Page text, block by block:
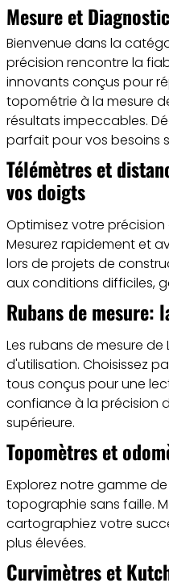
(2 avis)
Mesure et
Bienvenue dans la
précision rencontre la
innovants conçus pour
topométrie à la mesure
résultats impeccables.
parfait pour vos besoins
Télémètres et
vos doigts
Optimisez votre
Mesurez rapidement et
lors de projets de
aux conditions difficiles,
Rubans de mesure:
Les rubans de mesure
d'utilisation. Choisissez
tous conçus pour une
confiance à la précision
supérieure.
Topomètres et
Explorez notre gamme
topographie sans faille.
cartographiez votre
plus élevées.
Curvimètres et